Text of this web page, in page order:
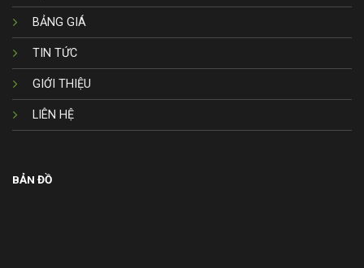
BẢNG GIÁ
TIN TỨC
GIỚI THIỆU
LIÊN HỆ
BẢN ĐỒ